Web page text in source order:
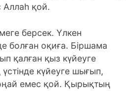
Аллаһ қой.
берсек. Үлкен
болған оқиға. Біршама
қалған қыз күйеуге
күйеуге шығып,
емес қой. Қырықтың